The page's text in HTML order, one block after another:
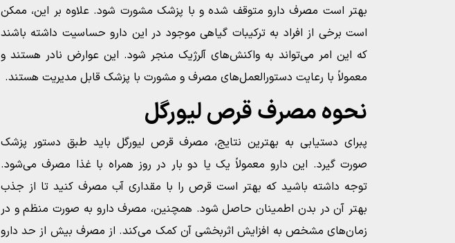
بهتر است مصرف دارو متوقف شده و با پزشک مشورت شود. علاوه بر این، ممکن
است برخی از افراد به ترکیبات گیاهی موجود در این دارو حساسیت داشته باشند
که این امر می‌تواند به واکنش‌های آلرژیک منجر شود. این عوارض نادر هستند و
معمولاً با رعایت دستورالعمل‌های مصرف و مشورت با پزشک قابل مدیریت هستند.
نحوه مصرف قرص لیورگل
پبرای دستیابی به بهترین نتایج، مصرف قرص لیورگل باید طبق دستور پزشک
صورت گیرد. این دارو معمولاً یک یا دو بار در روز همراه با غذا مصرف می‌شود.
توجه داشته باشید که بهتر است قرص را با مقداری آب مصرف کنید تا از جذب
بهتر آن در بدن اطمینان حاصل شود. همچنین، مصرف دارو به صورت منظم و در
زمان‌های مشخص به افزایش اثربخشی آن کمک می‌کند. از مصرف بیش از حد دارو